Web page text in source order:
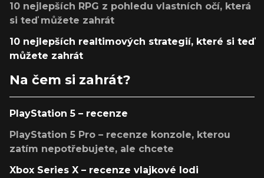
10 nejlepších RPG z pohledu vlastních očí, která
si teď můžete zahrát
10 nejlepších realtimových strategií, které si teď
můžete zahrát
Na čem si zahrát?
PlayStation 5 – recenze
PlayStation 5 Pro – recenze konzole, kterou
zatím nepotřebujete, ale chcete
Xbox Series X – recenze vlajkové lodi